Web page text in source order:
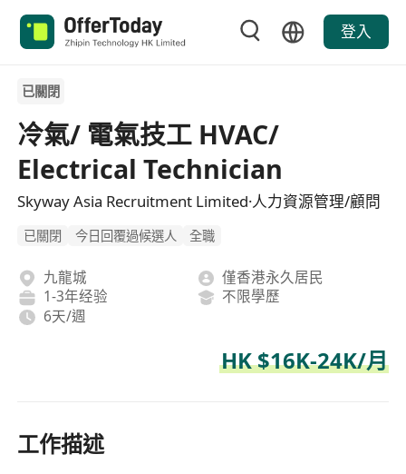
登入
已關閉
冷氣/ 電氣技工 HVAC/
Electrical Technician
Skyway Asia Recruitment Limited·人力資源管理/顧問
已關閉 今日回覆過候選人 全職
九龍城
僅香港永久居民
1-3年经验
不限學歷
6天/週
HK $16K-24K/月
工作描述